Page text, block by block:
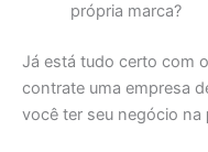
própria marca?
Já está tudo certo com
contrate uma empresa
você ter seu negócio na